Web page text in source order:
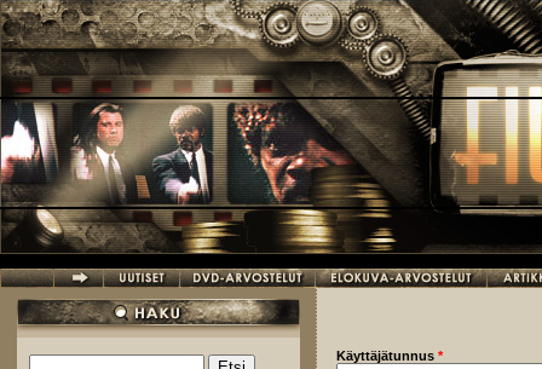
Hyppää pääsisältöön
Käyttäjätunnus *